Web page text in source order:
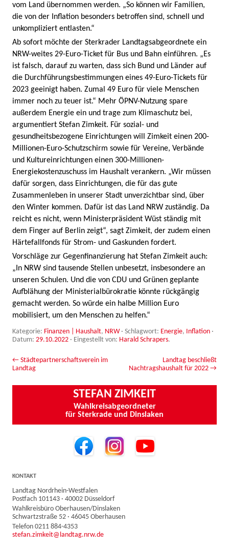
vom Land übernommen werden. „So können wir Familien,
die von der Inflation besonders betroffen sind, schnell und
unkompliziert entlasten.“
Ab sofort möchte der Sterkrader Landtagsabgeordnete ein
NRW-weites 29-Euro-Ticket für Bus und Bahn einführen. „Es
ist falsch, darauf zu warten, dass sich Bund und Länder auf
die Durchführungsbestimmungen eines 49-Euro-Tickets für
2023 geeinigt haben. Zumal 49 Euro für viele Menschen
immer noch zu teuer ist.“ Mehr ÖPNV-Nutzung spare
außerdem Energie ein und trage zum Klimaschutz bei,
argumentiert Stefan Zimkeit. Für sozial- und
gesundheitsbezogene Einrichtungen will Zimkeit einen 200-
Millionen-Euro-Schutzschirm sowie für Vereine, Verbände
und Kultureinrichtungen einen 300-Millionen-
Energiekostenzuschuss im Haushalt verankern. „Wir müssen
dafür sorgen, dass Einrichtungen, die für das gute
Zusammenleben in unserer Stadt unverzichtbar sind, über
den Winter kommen. Dafür ist das Land NRW zuständig. Da
reicht es nicht, wenn Ministerpräsident Wüst ständig mit
dem Finger auf Berlin zeigt“, sagt Zimkeit, der zudem einen
Härtefallfonds für Strom- und Gaskunden fordert.
Vorschläge zur Gegenfinanzierung hat Stefan Zimkeit auch:
„In NRW sind tausende Stellen unbesetzt, insbesondere an
unseren Schulen. Und die von CDU und Grünen geplante
Aufblähung der Ministerialbürokratie könnte rückgängig
gemacht werden. So würde ein halbe Million Euro
mobilisiert, um den Menschen zu helfen.“
Kategorie: Finanzen | Haushalt, NRW· Schlagwort: Energie, Inflation ·
Datum: 29.10.2022 · Eingestellt von: Harald Schrapers.
Beitrags-Navigation
← Städtepartnerschaftsverein im
Landtag
Landtag beschließt
Nachtragshaushalt für 2022 →
STEFAN ZIMKEIT
Wahlkreisabgeordneter
für Sterkrade und Dinslaken
KONTAKT
Landtag Nordrhein-Westfalen
Postfach 101143 · 40002 Düsseldorf
Wahlkreisbüro Oberhausen/Dinslaken
Schwartzstraße 52 · 46045 Oberhausen
Telefon 0211 884-4353
stefan.zimkeit@landtag.nrw.de